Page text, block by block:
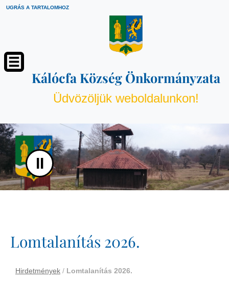
UGRÁS A TARTALOMHOZ
Kálócfa Község Önkormányzata
Üdvözöljük weboldalunkon!
II
Lomtalanítás 2026.
Hirdetmények / Lomtalanítás 2026.